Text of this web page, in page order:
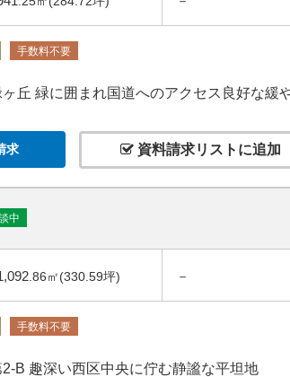
手数料不要
丘 緑に囲まれ国道へのアクセス良好な緩
求 資料請求リストに追加
中
.86㎡(330.59坪) －
手数料不要
趣深い西区中央に佇む静謐な平坦地